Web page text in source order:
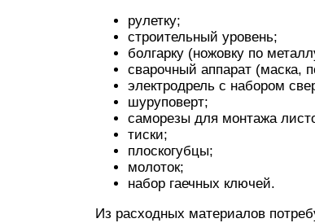
рулетку;
строительный уровень;
болгарку (ножовку по
сварочный аппарат (маска,
электродрель с набором
шуруповерт;
саморезы для монтажа
тиски;
плоскогубцы;
молоток;
набор гаечных ключей.
Из расходных материалов